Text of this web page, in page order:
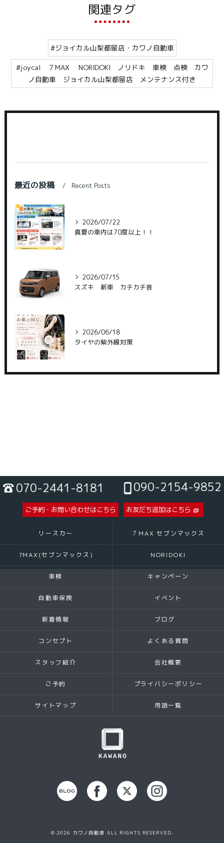
関連タグ
#ジョイカル山梨都留店・カワノ自動車
#joycal ７MAX NORIDOKI ノリドキ 車検 点検 カワ
ノ自動車 ジョイカル山梨都留店 メンテナンス付き
最近の投稿 Recent Posts
2026/07/22
真夏の車内は70度以上！！
2026/07/15
スズキ 新車 カチカチ音
2026/06/18
タイヤの紫外線対策
070-2441-8181 090-2154-9852
ご予約・お問い合わせはこちら お友だち追加はこちら
リースカー ７MAX セブンマックス
7MAX(セブンマックス) NORIDOKI
車検 キャンペーン
自動車保険 イベント
新着情報 ブログ
コンセプト よくある質問
スタッフ紹介 会社概要
ご予約 プライバシーポリシー
サイトマップ 用語一覧
© 2026 カワノ自動車 ALL RIGHTS RESERVED.